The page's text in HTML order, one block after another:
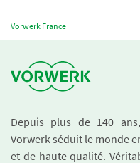
Vorwerk France
Depuis plus de 140
Vorwerk séduit le monde
et de haute qualité.